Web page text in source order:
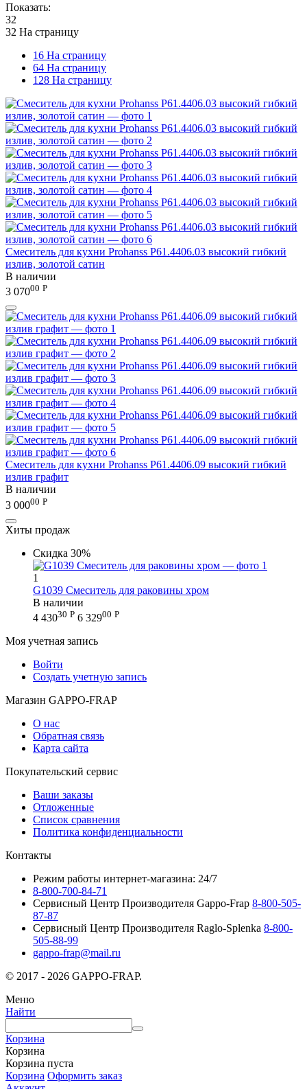
Показать:
32
32 На страницу
16 На страницу
64 На страницу
128 На страницу
Смеситель для кухни Prohanss P61.4406.03 высокий гибкий
излив, золотой сатин
В наличии
3 07000 Р
Смеситель для кухни Prohanss P61.4406.09 высокий гибкий
излив графит
В наличии
3 00000 Р
Хиты продаж
Скидка 30%
1
G1039 Смеситель для раковины хром
В наличии
4 43030 Р 6 32900 Р
Моя учетная запись
Войти
Создать учетную запись
Магазин GAPPO-FRAP
О нас
Обратная связь
Карта сайта
Покупательский сервис
Ваши заказы
Отложенные
Список сравнения
Политика конфиденциальности
Контакты
Режим работы интернет-магазина: 24/7
8-800-700-84-71
Сервисный Центр Производителя Gappo-Frap 8-800-505-
87-87
Сервисный Центр Производителя Raglo-Splenka 8-800-
505-88-99
gappo-frap@mail.ru
© 2017 - 2026 GAPPO-FRAP.
Меню
Найти
Корзина
Корзина
Корзина пуста
Корзина Оформить заказ